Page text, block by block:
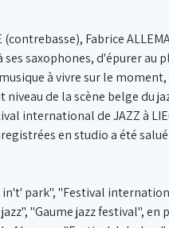
Fabrice
saxophones, d'épurer au
à vivre sur le
de la scène belge du
international de JAZZ à
en studio a été
park", "Festival
"Gaume jazz festival",